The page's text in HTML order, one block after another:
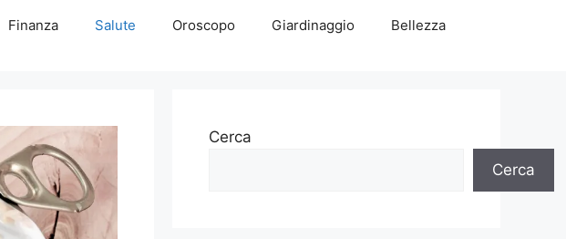
Finanza Salute Oroscopo Giardinaggio Bellezza
Cerca
Cerca